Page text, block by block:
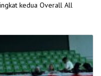
kedua Overall All